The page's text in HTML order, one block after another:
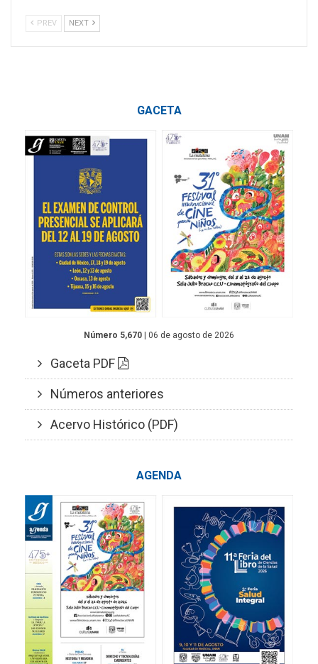
PREV NEXT
GACETA
Número 5,670 | 06 de agosto de 2026
Gaceta PDF
Números anteriores
Acervo Histórico (PDF)
AGENDA